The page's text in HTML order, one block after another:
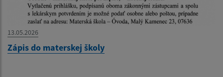
13.05.2026
Zápis do materskej školy